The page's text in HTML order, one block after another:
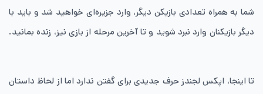
شما به همراه تعدادی بازیکن دیگر، وارد جزیره‌ای خواهید شد و باید با
دیگر بازیکنان وارد نبرد شوید و تا آخرین مرحله از بازی نیز، زنده بمانید.
تا اینجا، اپکس لجندز حرف جدیدی برای گفتن ندارد اما از لحاظ داستان